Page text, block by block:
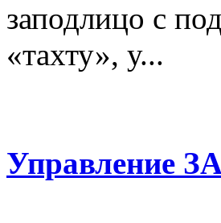
заподлицо с
«тахту», у...
Управление